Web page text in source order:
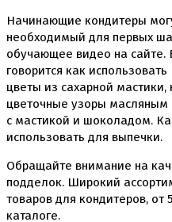
Начинающие кондитеры
необходимый для первых
обучающее видео на сайте.
говорится как
цветы из сахарной мастики,
цветочные узоры масляным
с мастикой и шоколадом.
использовать для выпечки.
Обращайте внимание на
подделок. Широкий
товаров для кондитеров, от
каталоге.